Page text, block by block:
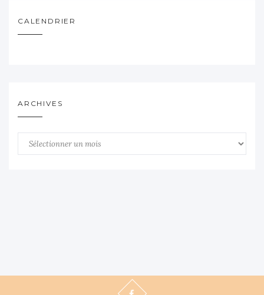
CALENDRIER
ARCHIVES
Archives